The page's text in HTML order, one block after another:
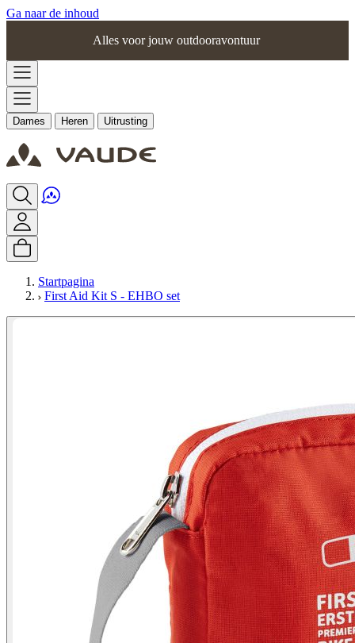
Ga naar de inhoud
Alles voor jouw outdooravontuur
Dames Heren Uitrusting
Startpagina
First Aid Kit S - EHBO set